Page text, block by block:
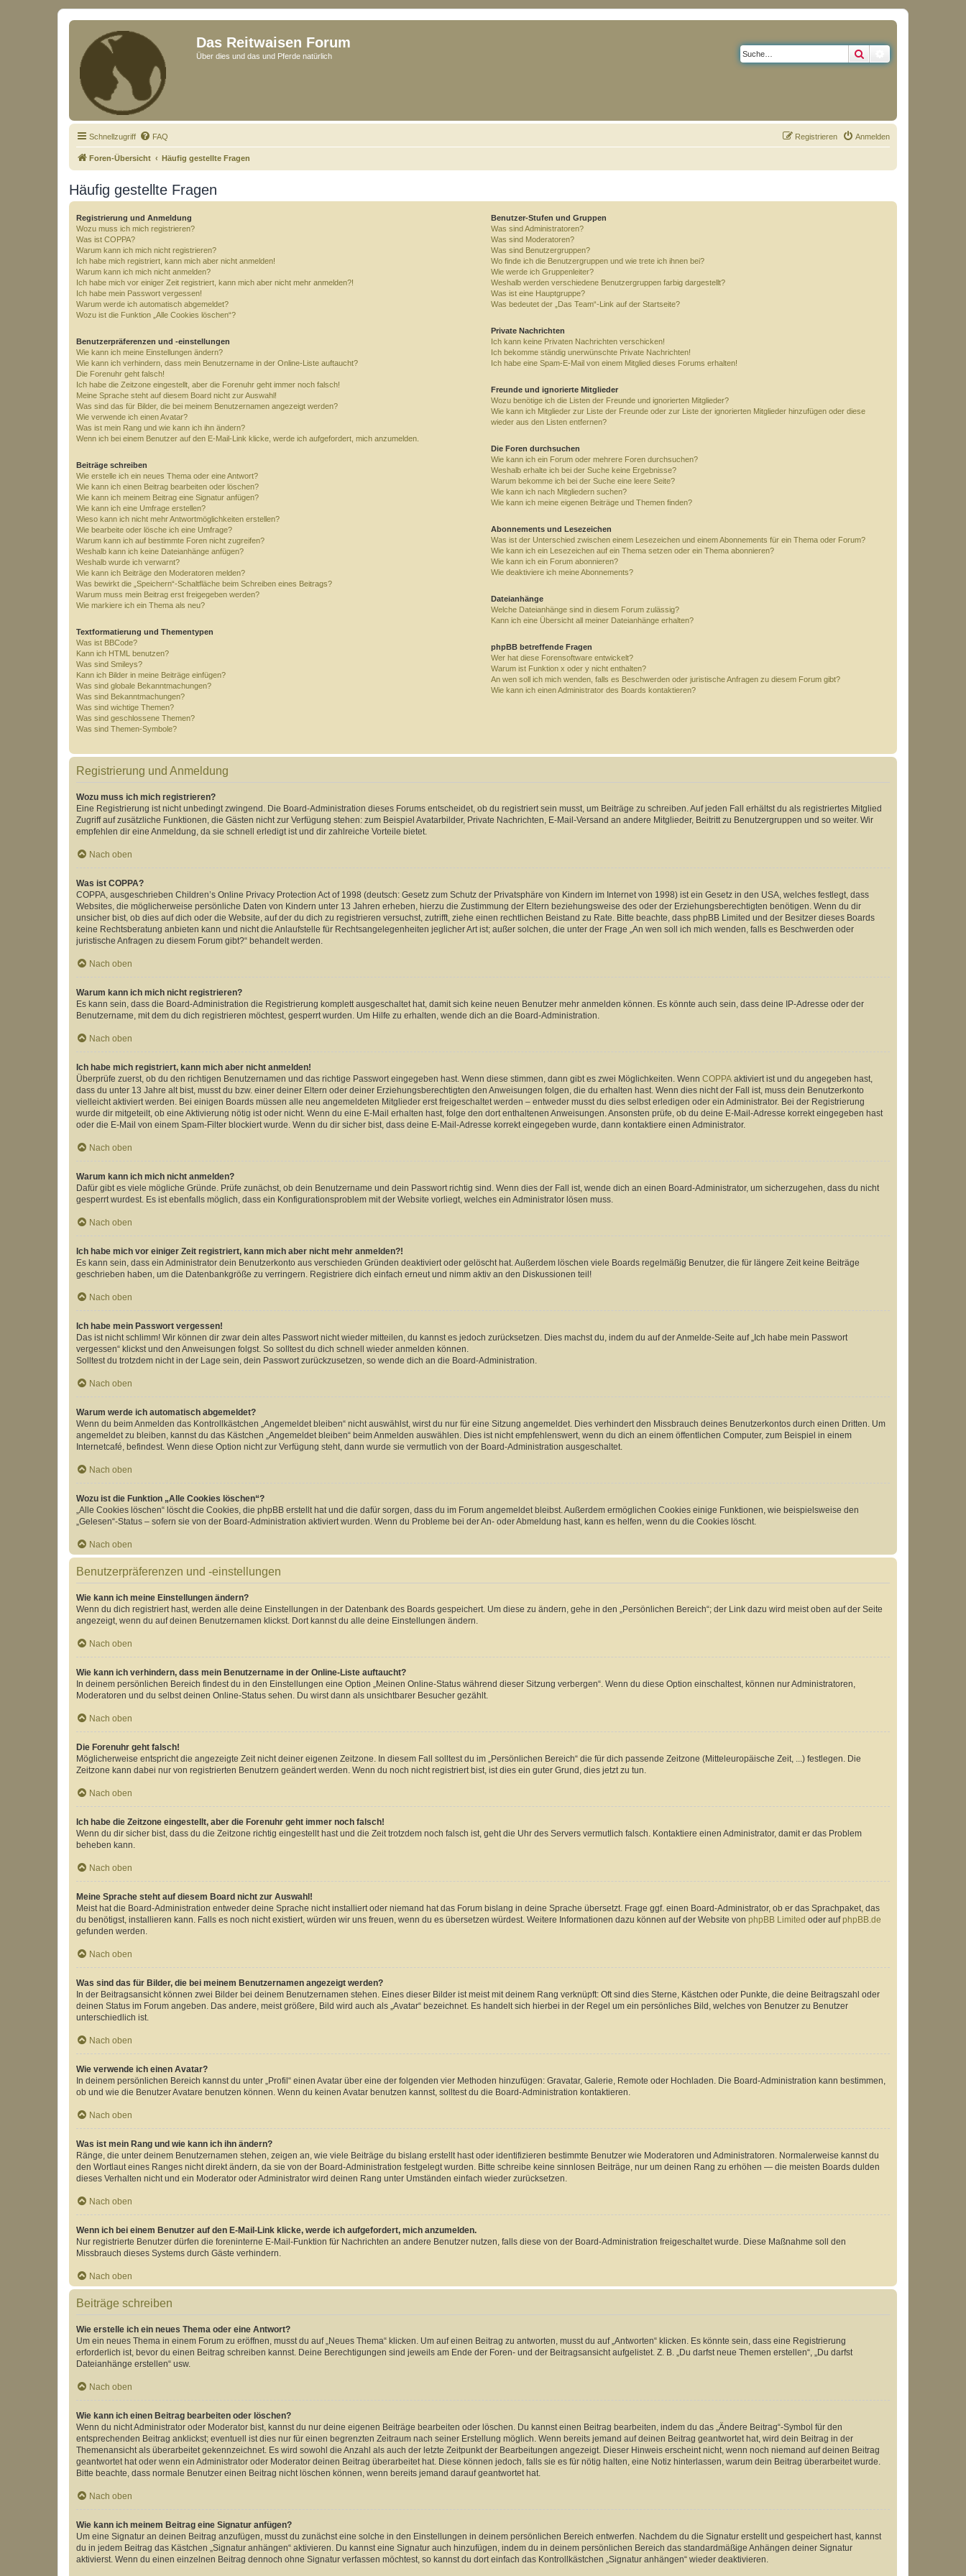
Das Reitwaisen Forum
Über dies und das und Pferde natürlich
Schnellzugriff FAQ Anmelden
Registrieren
Foren-Übersicht Häufig gestellte Fragen
Häufig gestellte Fragen
Registrierung und Anmeldung
Wozu muss ich mich registrieren?
Was ist COPPA?
Warum kann ich mich nicht registrieren?
Ich habe mich registriert, kann mich aber nicht anmelden!
Warum kann ich mich nicht anmelden?
Ich habe mich vor einiger Zeit registriert, kann mich aber nicht mehr anmelden?!
Ich habe mein Passwort vergessen!
Warum werde ich automatisch abgemeldet?
Wozu ist die Funktion „Alle Cookies löschen“?
Benutzerpräferenzen und -einstellungen
Wie kann ich meine Einstellungen ändern?
Wie kann ich verhindern, dass mein Benutzername in der Online-Liste auftaucht?
Die Forenuhr geht falsch!
Ich habe die Zeitzone eingestellt, aber die Forenuhr geht immer noch falsch!
Meine Sprache steht auf diesem Board nicht zur Auswahl!
Was sind das für Bilder, die bei meinem Benutzernamen angezeigt werden?
Wie verwende ich einen Avatar?
Was ist mein Rang und wie kann ich ihn ändern?
Wenn ich bei einem Benutzer auf den E-Mail-Link klicke, werde ich aufgefordert, mich anzumelden.
Beiträge schreiben
Wie erstelle ich ein neues Thema oder eine Antwort?
Wie kann ich einen Beitrag bearbeiten oder löschen?
Wie kann ich meinem Beitrag eine Signatur anfügen?
Wie kann ich eine Umfrage erstellen?
Wieso kann ich nicht mehr Antwortmöglichkeiten erstellen?
Wie bearbeite oder lösche ich eine Umfrage?
Warum kann ich auf bestimmte Foren nicht zugreifen?
Weshalb kann ich keine Dateianhänge anfügen?
Weshalb wurde ich verwarnt?
Wie kann ich Beiträge den Moderatoren melden?
Was bewirkt die „Speichern“-Schaltfläche beim Schreiben eines Beitrags?
Warum muss mein Beitrag erst freigegeben werden?
Wie markiere ich ein Thema als neu?
Textformatierung und Thementypen
Was ist BBCode?
Kann ich HTML benutzen?
Was sind Smileys?
Kann ich Bilder in meine Beiträge einfügen?
Was sind globale Bekanntmachungen?
Was sind Bekanntmachungen?
Was sind wichtige Themen?
Was sind geschlossene Themen?
Was sind Themen-Symbole?
Benutzer-Stufen und Gruppen
Was sind Administratoren?
Was sind Moderatoren?
Was sind Benutzergruppen?
Wo finde ich die Benutzergruppen und wie trete ich ihnen bei?
Wie werde ich Gruppenleiter?
Weshalb werden verschiedene Benutzergruppen farbig dargestellt?
Was ist eine Hauptgruppe?
Was bedeutet der „Das Team“-Link auf der Startseite?
Private Nachrichten
Ich kann keine Privaten Nachrichten verschicken!
Ich bekomme ständig unerwünschte Private Nachrichten!
Ich habe eine Spam-E-Mail von einem Mitglied dieses Forums erhalten!
Freunde und ignorierte Mitglieder
Wozu benötige ich die Listen der Freunde und ignorierten Mitglieder?
Wie kann ich Mitglieder zur Liste der Freunde oder zur Liste der ignorierten Mitglieder hinzufügen oder diese
wieder aus den Listen entfernen?
Die Foren durchsuchen
Wie kann ich ein Forum oder mehrere Foren durchsuchen?
Weshalb erhalte ich bei der Suche keine Ergebnisse?
Warum bekomme ich bei der Suche eine leere Seite?
Wie kann ich nach Mitgliedern suchen?
Wie kann ich meine eigenen Beiträge und Themen finden?
Abonnements und Lesezeichen
Was ist der Unterschied zwischen einem Lesezeichen und einem Abonnements für ein Thema oder Forum?
Wie kann ich ein Lesezeichen auf ein Thema setzen oder ein Thema abonnieren?
Wie kann ich ein Forum abonnieren?
Wie deaktiviere ich meine Abonnements?
Dateianhänge
Welche Dateianhänge sind in diesem Forum zulässig?
Kann ich eine Übersicht all meiner Dateianhänge erhalten?
phpBB betreffende Fragen
Wer hat diese Forensoftware entwickelt?
Warum ist Funktion x oder y nicht enthalten?
An wen soll ich mich wenden, falls es Beschwerden oder juristische Anfragen zu diesem Forum gibt?
Wie kann ich einen Administrator des Boards kontaktieren?
Registrierung und Anmeldung
Wozu muss ich mich registrieren?
Eine Registrierung ist nicht unbedingt zwingend. Die Board-Administration dieses Forums entscheidet, ob du registriert sein musst, um Beiträge zu schreiben. Auf jeden Fall erhältst du als registriertes Mitglied
Zugriff auf zusätzliche Funktionen, die Gästen nicht zur Verfügung stehen: zum Beispiel Avatarbilder, Private Nachrichten, E-Mail-Versand an andere Mitglieder, Beitritt zu Benutzergruppen und so weiter. Wir
empfehlen dir eine Anmeldung, da sie schnell erledigt ist und dir zahlreiche Vorteile bietet.
Nach oben
Was ist COPPA?
COPPA, ausgeschrieben Children’s Online Privacy Protection Act of 1998 (deutsch: Gesetz zum Schutz der Privatsphäre von Kindern im Internet von 1998) ist ein Gesetz in den USA, welches festlegt, dass
Websites, die möglicherweise persönliche Daten von Kindern unter 13 Jahren erheben, hierzu die Zustimmung der Eltern beziehungsweise des oder der Erziehungsberechtigten benötigen. Wenn du dir
unsicher bist, ob dies auf dich oder die Website, auf der du dich zu registrieren versuchst, zutrifft, ziehe einen rechtlichen Beistand zu Rate. Bitte beachte, dass phpBB Limited und der Besitzer dieses Boards
keine Rechtsberatung anbieten kann und nicht die Anlaufstelle für Rechtsangelegenheiten jeglicher Art ist; außer solchen, die unter der Frage „An wen soll ich mich wenden, falls es Beschwerden oder
juristische Anfragen zu diesem Forum gibt?“ behandelt werden.
Nach oben
Warum kann ich mich nicht registrieren?
Es kann sein, dass die Board-Administration die Registrierung komplett ausgeschaltet hat, damit sich keine neuen Benutzer mehr anmelden können. Es könnte auch sein, dass deine IP-Adresse oder der
Benutzername, mit dem du dich registrieren möchtest, gesperrt wurden. Um Hilfe zu erhalten, wende dich an die Board-Administration.
Nach oben
Ich habe mich registriert, kann mich aber nicht anmelden!
Überprüfe zuerst, ob du den richtigen Benutzernamen und das richtige Passwort eingegeben hast. Wenn diese stimmen, dann gibt es zwei Möglichkeiten. Wenn COPPA aktiviert ist und du angegeben hast,
dass du unter 13 Jahre alt bist, musst du bzw. einer deiner Eltern oder deiner Erziehungsberechtigten den Anweisungen folgen, die du erhalten hast. Wenn dies nicht der Fall ist, muss dein Benutzerkonto
vielleicht aktiviert werden. Bei einigen Boards müssen alle neu angemeldeten Mitglieder erst freigeschaltet werden – entweder musst du dies selbst erledigen oder ein Administrator. Bei der Registrierung
wurde dir mitgeteilt, ob eine Aktivierung nötig ist oder nicht. Wenn du eine E-Mail erhalten hast, folge den dort enthaltenen Anweisungen. Ansonsten prüfe, ob du deine E-Mail-Adresse korrekt eingegeben hast
oder die E-Mail von einem Spam-Filter blockiert wurde. Wenn du dir sicher bist, dass deine E-Mail-Adresse korrekt eingegeben wurde, dann kontaktiere einen Administrator.
Nach oben
Warum kann ich mich nicht anmelden?
Dafür gibt es viele mögliche Gründe. Prüfe zunächst, ob dein Benutzername und dein Passwort richtig sind. Wenn dies der Fall ist, wende dich an einen Board-Administrator, um sicherzugehen, dass du nicht
gesperrt wurdest. Es ist ebenfalls möglich, dass ein Konfigurationsproblem mit der Website vorliegt, welches ein Administrator lösen muss.
Nach oben
Ich habe mich vor einiger Zeit registriert, kann mich aber nicht mehr anmelden?!
Es kann sein, dass ein Administrator dein Benutzerkonto aus verschieden Gründen deaktiviert oder gelöscht hat. Außerdem löschen viele Boards regelmäßig Benutzer, die für längere Zeit keine Beiträge
geschrieben haben, um die Datenbankgröße zu verringern. Registriere dich einfach erneut und nimm aktiv an den Diskussionen teil!
Nach oben
Ich habe mein Passwort vergessen!
Das ist nicht schlimm! Wir können dir zwar dein altes Passwort nicht wieder mitteilen, du kannst es jedoch zurücksetzen. Dies machst du, indem du auf der Anmelde-Seite auf „Ich habe mein Passwort
vergessen“ klickst und den Anweisungen folgst. So solltest du dich schnell wieder anmelden können.
Solltest du trotzdem nicht in der Lage sein, dein Passwort zurückzusetzen, so wende dich an die Board-Administration.
Nach oben
Warum werde ich automatisch abgemeldet?
Wenn du beim Anmelden das Kontrollkästchen „Angemeldet bleiben“ nicht auswählst, wirst du nur für eine Sitzung angemeldet. Dies verhindert den Missbrauch deines Benutzerkontos durch einen Dritten. Um
angemeldet zu bleiben, kannst du das Kästchen „Angemeldet bleiben“ beim Anmelden auswählen. Dies ist nicht empfehlenswert, wenn du dich an einem öffentlichen Computer, zum Beispiel in einem
Internetcafé, befindest. Wenn diese Option nicht zur Verfügung steht, dann wurde sie vermutlich von der Board-Administration ausgeschaltet.
Nach oben
Wozu ist die Funktion „Alle Cookies löschen“?
„Alle Cookies löschen“ löscht die Cookies, die phpBB erstellt hat und die dafür sorgen, dass du im Forum angemeldet bleibst. Außerdem ermöglichen Cookies einige Funktionen, wie beispielsweise den
„Gelesen“-Status – sofern sie von der Board-Administration aktiviert wurden. Wenn du Probleme bei der An- oder Abmeldung hast, kann es helfen, wenn du die Cookies löscht.
Nach oben
Benutzerpräferenzen und -einstellungen
Wie kann ich meine Einstellungen ändern?
Wenn du dich registriert hast, werden alle deine Einstellungen in der Datenbank des Boards gespeichert. Um diese zu ändern, gehe in den „Persönlichen Bereich“; der Link dazu wird meist oben auf der Seite
angezeigt, wenn du auf deinen Benutzernamen klickst. Dort kannst du alle deine Einstellungen ändern.
Nach oben
Wie kann ich verhindern, dass mein Benutzername in der Online-Liste auftaucht?
In deinem persönlichen Bereich findest du in den Einstellungen eine Option „Meinen Online-Status während dieser Sitzung verbergen“. Wenn du diese Option einschaltest, können nur Administratoren,
Moderatoren und du selbst deinen Online-Status sehen. Du wirst dann als unsichtbarer Besucher gezählt.
Nach oben
Die Forenuhr geht falsch!
Möglicherweise entspricht die angezeigte Zeit nicht deiner eigenen Zeitzone. In diesem Fall solltest du im „Persönlichen Bereich“ die für dich passende Zeitzone (Mitteleuropäische Zeit, ...) festlegen. Die
Zeitzone kann dabei nur von registrierten Benutzern geändert werden. Wenn du noch nicht registriert bist, ist dies ein guter Grund, dies jetzt zu tun.
Nach oben
Ich habe die Zeitzone eingestellt, aber die Forenuhr geht immer noch falsch!
Wenn du dir sicher bist, dass du die Zeitzone richtig eingestellt hast und die Zeit trotzdem noch falsch ist, geht die Uhr des Servers vermutlich falsch. Kontaktiere einen Administrator, damit er das Problem
beheben kann.
Nach oben
Meine Sprache steht auf diesem Board nicht zur Auswahl!
Meist hat die Board-Administration entweder deine Sprache nicht installiert oder niemand hat das Forum bislang in deine Sprache übersetzt. Frage ggf. einen Board-Administrator, ob er das Sprachpaket, das
du benötigst, installieren kann. Falls es noch nicht existiert, würden wir uns freuen, wenn du es übersetzen würdest. Weitere Informationen dazu können auf der Website von phpBB Limited oder aufphpBB.de
gefunden werden.
Nach oben
Was sind das für Bilder, die bei meinem Benutzernamen angezeigt werden?
In der Beitragsansicht können zwei Bilder bei deinem Benutzernamen stehen. Eines dieser Bilder ist meist mit deinem Rang verknüpft: Oft sind dies Sterne, Kästchen oder Punkte, die deine Beitragszahl oder
deinen Status im Forum angeben. Das andere, meist größere, Bild wird auch als „Avatar“ bezeichnet. Es handelt sich hierbei in der Regel um ein persönliches Bild, welches von Benutzer zu Benutzer
unterschiedlich ist.
Nach oben
Wie verwende ich einen Avatar?
In deinem persönlichen Bereich kannst du unter „Profil“ einen Avatar über eine der folgenden vier Methoden hinzufügen: Gravatar, Galerie, Remote oder Hochladen. Die Board-Administration kann bestimmen,
ob und wie die Benutzer Avatare benutzen können. Wenn du keinen Avatar benutzen kannst, solltest du die Board-Administration kontaktieren.
Nach oben
Was ist mein Rang und wie kann ich ihn ändern?
Ränge, die unter deinem Benutzernamen stehen, zeigen an, wie viele Beiträge du bislang erstellt hast oder identifizieren bestimmte Benutzer wie Moderatoren und Administratoren. Normalerweise kannst du
den Wortlaut eines Ranges nicht direkt ändern, da sie von der Board-Administration festgelegt wurden. Bitte schreibe keine sinnlosen Beiträge, nur um deinen Rang zu erhöhen — die meisten Boards dulden
dieses Verhalten nicht und ein Moderator oder Administrator wird deinen Rang unter Umständen einfach wieder zurücksetzen.
Nach oben
Wenn ich bei einem Benutzer auf den E-Mail-Link klicke, werde ich aufgefordert, mich anzumelden.
Nur registrierte Benutzer dürfen die foreninterne E-Mail-Funktion für Nachrichten an andere Benutzer nutzen, falls diese von der Board-Administration freigeschaltet wurde. Diese Maßnahme soll den
Missbrauch dieses Systems durch Gäste verhindern.
Nach oben
Beiträge schreiben
Wie erstelle ich ein neues Thema oder eine Antwort?
Um ein neues Thema in einem Forum zu eröffnen, musst du auf „Neues Thema“ klicken. Um auf einen Beitrag zu antworten, musst du auf „Antworten“ klicken. Es könnte sein, dass eine Registrierung
erforderlich ist, bevor du einen Beitrag schreiben kannst. Deine Berechtigungen sind jeweils am Ende der Foren- und der Beitragsansicht aufgelistet. Z. B. „Du darfst neue Themen erstellen“, „Du darfst
Dateianhänge erstellen“ usw.
Nach oben
Wie kann ich einen Beitrag bearbeiten oder löschen?
Wenn du nicht Administrator oder Moderator bist, kannst du nur deine eigenen Beiträge bearbeiten oder löschen. Du kannst einen Beitrag bearbeiten, indem du das „Ändere Beitrag“-Symbol für den
entsprechenden Beitrag anklickst; eventuell ist dies nur für einen begrenzten Zeitraum nach seiner Erstellung möglich. Wenn bereits jemand auf deinen Beitrag geantwortet hat, wird dein Beitrag in der
Themenansicht als überarbeitet gekennzeichnet. Es wird sowohl die Anzahl als auch der letzte Zeitpunkt der Bearbeitungen angezeigt. Dieser Hinweis erscheint nicht, wenn noch niemand auf deinen Beitrag
geantwortet hat oder wenn ein Administrator oder Moderator deinen Beitrag überarbeitet hat. Diese können jedoch, falls sie es für nötig halten, eine Notiz hinterlassen, warum dein Beitrag überarbeitet wurde.
Bitte beachte, dass normale Benutzer einen Beitrag nicht löschen können, wenn bereits jemand darauf geantwortet hat.
Nach oben
Wie kann ich meinem Beitrag eine Signatur anfügen?
Um eine Signatur an deinen Beitrag anzufügen, musst du zunächst eine solche in den Einstellungen in deinem persönlichen Bereich entwerfen. Nachdem du die Signatur erstellt und gespeichert hast, kannst
du in jedem Beitrag das Kästchen „Signatur anhängen“ aktivieren. Du kannst eine Signatur auch hinzufügen, indem du in deinem persönlichen Bereich das standardmäßige Anhängen deiner Signatur
aktivierst. Wenn du einen einzelnen Beitrag dennoch ohne Signatur verfassen möchtest, so kannst du dort einfach das Kontrollkästchen „Signatur anhängen“ wieder deaktivieren.